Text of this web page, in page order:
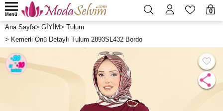
0
Menü
Ana Sayfa> GİYİM> Tulum
> Kemerli Önü Detaylı Tulum 2893SL432 Bordo